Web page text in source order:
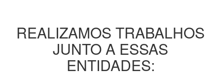
REALIZAMOS TRABALHOS
JUNTO A ESSAS
ENTIDADES: